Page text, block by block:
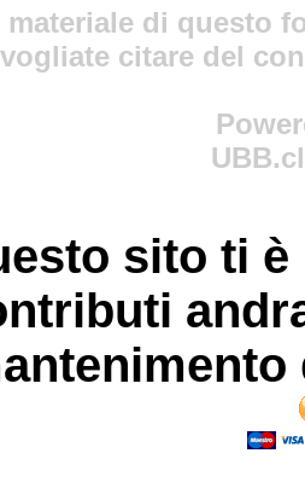
materiale di questo
citare del
sito ti